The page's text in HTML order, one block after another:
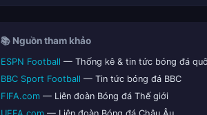
📚 Nguồn tham khảo
ESPN Football — Thống kê & tin tức bóng đá
BBC Sport Football — Tin tức bóng đá BBC
FIFA.com — Liên đoàn Bóng đá Thế giới